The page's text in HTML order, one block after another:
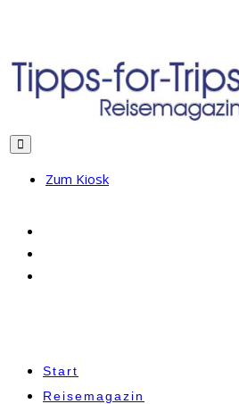
Zum Kiosk
Start
Reisemagazin